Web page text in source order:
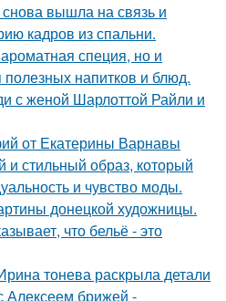
вышла на связь и
кадров из спальни.
специя, но и
напитков и блюд.
с женой Шарлоттой Райли и
от Екатерины Варнавы
и стильный образ, который
и чувство моды.
донецкой художницы.
что бельё - это
тонева раскрыла детали
Алексеем брижей -